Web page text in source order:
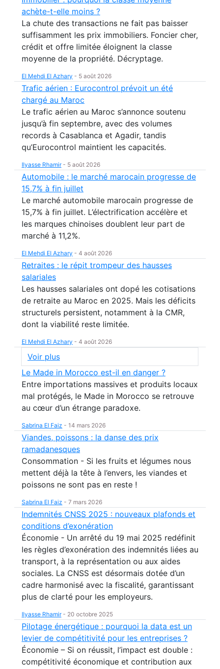
achète-t-elle moins ?
La chute des transactions ne fait pas baisser
suffisamment les prix immobiliers. Foncier cher,
crédit et offre limitée éloignent la classe
moyenne de la propriété. Décryptage.
El Mehdi El Azhary - 5 août 2026
Trafic aérien : Eurocontrol prévoit un été
chargé au Maroc
Le trafic aérien au Maroc s’annonce soutenu
jusqu’à fin septembre, avec des volumes
records à Casablanca et Agadir, tandis
qu’Eurocontrol maintient les capacités.
Ilyasse Rhamir- 5 août 2026
Automobile : le marché marocain progresse de
15,7% à fin juillet
Le marché automobile marocain progresse de
15,7% à fin juillet. L’électrification accélère et
les marques chinoises doublent leur part de
marché à 11,2%.
El Mehdi El Azhary - 4 août 2026
Retraites : le répit trompeur des hausses
salariales
Les hausses salariales ont dopé les cotisations
de retraite au Maroc en 2025. Mais les déficits
structurels persistent, notamment à la CMR,
dont la viabilité reste limitée.
El Mehdi El Azhary - 4 août 2026
Voir plus
Le Made in Morocco est-il en danger ?
Entre importations massives et produits locaux
mal protégés, le Made in Morocco se retrouve
au cœur d’un étrange paradoxe.
Sabrina El Faiz - 14 mars 2026
Viandes, poissons : la danse des prix
ramadanesques
Consommation - Si les fruits et légumes nous
mettent déjà la tête à l’envers, les viandes et
poissons ne sont pas en reste !
Sabrina El Faiz - 7 mars 2026
Indemnités CNSS 2025 : nouveaux plafonds et
conditions d’exonération
Économie - Un arrêté du 19 mai 2025 redéfinit
les règles d’exonération des indemnités liées au
transport, à la représentation ou aux aides
sociales. La CNSS est désormais dotée d’un
cadre harmonisé avec la fiscalité, garantissant
plus de clarté pour les employeurs.
Ilyasse Rhamir- 20 octobre 2025
Pilotage énergétique : pourquoi la data est un
levier de compétitivité pour les entreprises ?
Économie – Si on réussit, l’impact est double :
compétitivité économique et contribution aux